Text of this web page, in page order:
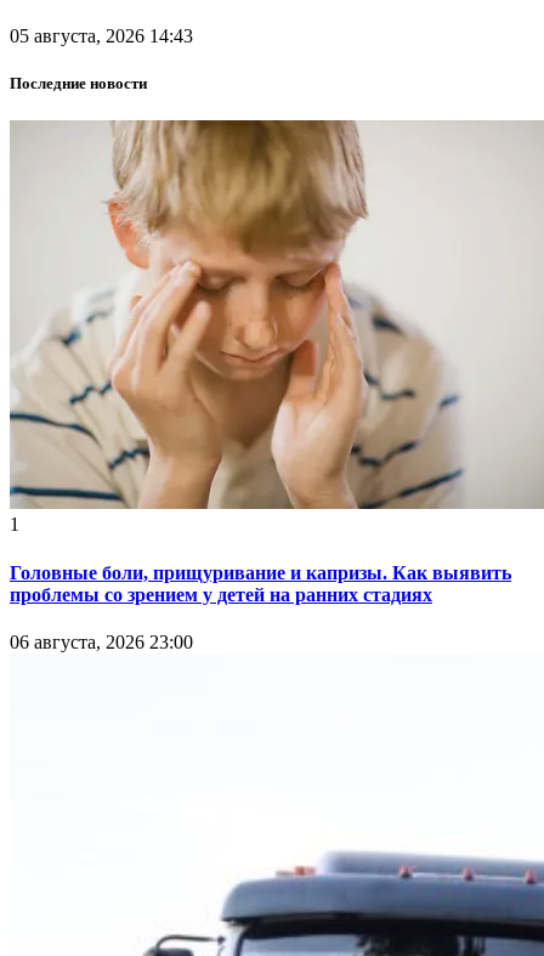
05 августа, 2026 14:43
Последние новости
1
Головные боли, прищуривание и капризы. Как выявить
проблемы со зрением у детей на ранних стадиях
06 августа, 2026 23:00